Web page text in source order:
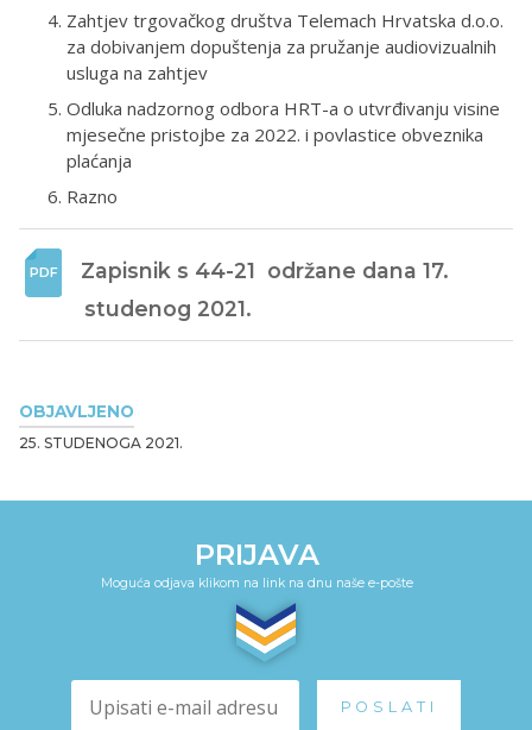
OBJAVLJENO
25. STUDENOGA 2021.
Zahtjev trgovačkog društva Telemach Hrvatska d.o.o.
za dobivanjem dopuštenja za pružanje audiovizualnih
usluga na zahtjev
Odluka nadzornog odbora HRT-a o utvrđivanju visine
mjesečne pristojbe za 2022. i povlastice obveznika
plaćanja
Razno
Zapisnik s 44-21  održane dana 17.
studenog 2021.
PRIJAVA
Moguća odjava klikom na link na dnu naše e-pošte